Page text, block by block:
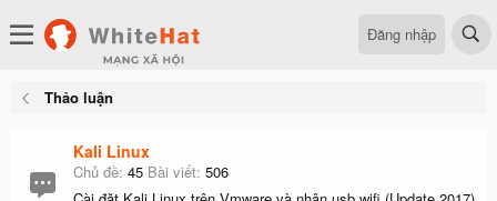
Đăng nhập
Thảo luận
Kali Linux
Chủ đề 45 Bài viết 506